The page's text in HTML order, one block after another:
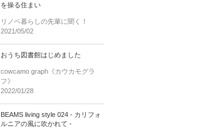
を操る住まい
リノベ暮らしの先輩に聞く！
2021/05/02
おうち図書館はじめました
cowcamo graph《カウカモグラ
フ》
2022/01/28
BEAMS living style 024 - カリフォ
ルニアの風に吹かれて -